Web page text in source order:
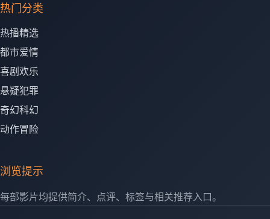
热门分类
热播精选
都市爱情
喜剧欢乐
悬疑犯罪
奇幻科幻
动作冒险
浏览提示
每部影片均提供简介、点评、标签与相关推荐入口。